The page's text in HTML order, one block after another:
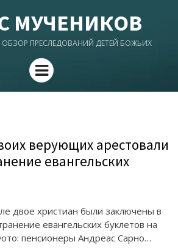
МУЧЕНИКОВ
ПРЕСЛЕДОВАНИЙ ДЕТЕЙ БОЖЬИХ
Menu
верующих арестовали
евангельских
двое христиан были заключены в
евангельских буклетов на
пенсионеры Андреас Сарно…